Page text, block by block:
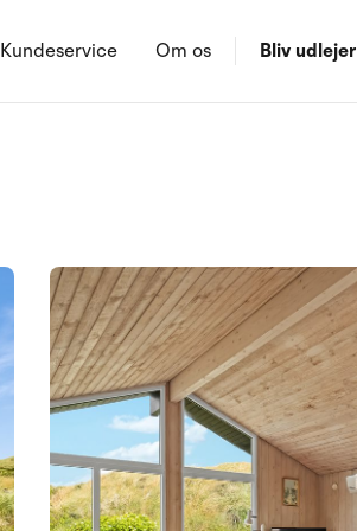
Kundeservice Om os Bliv udlejer